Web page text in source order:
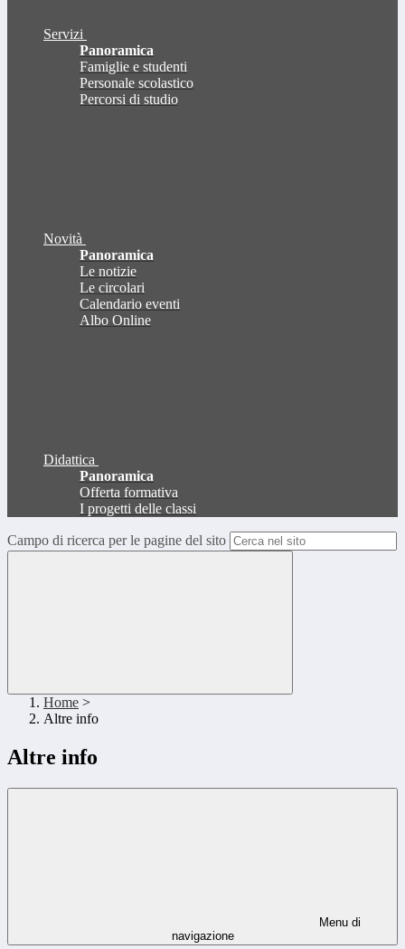
Servizi
Panoramica
Famiglie e studenti
Personale scolastico
Percorsi di studio
Novità
Panoramica
Le notizie
Le circolari
Calendario eventi
Albo Online
Didattica
Panoramica
Offerta formativa
I progetti delle classi
Campo di ricerca per le pagine del sito
Home >
Altre info
Altre info
Menu di
navigazione